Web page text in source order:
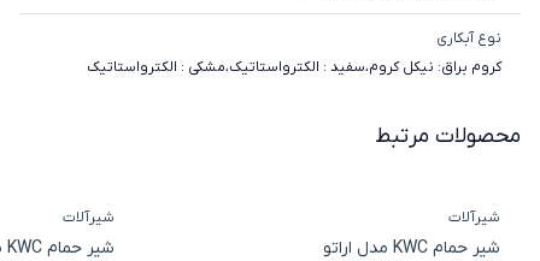
نوع آبکاری
کروم براق: نیکل کروم،سفید : الکترواستاتیک،مشکی : الکترواستاتیک
محصولات مرتبط
شیرآلات
شیر حمام KWC مدل اراتو
شیرآلات
شیر حمام KWC مدل متیس